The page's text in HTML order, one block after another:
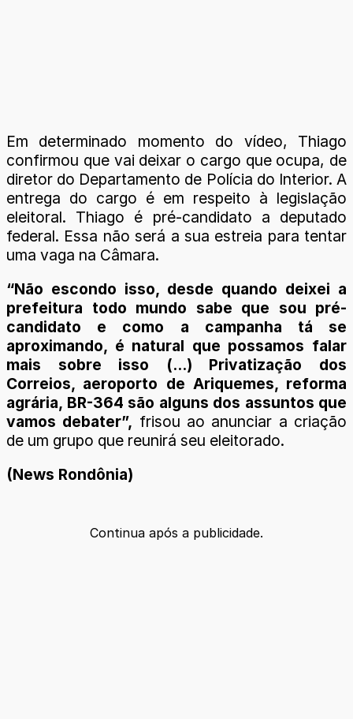
Em determinado momento do vídeo, Thiago
confirmou que vai deixar o cargo que ocupa, de
diretor do Departamento de Polícia do Interior. A
entrega do cargo é em respeito à legislação
eleitoral. Thiago é pré-candidato a deputado
federal. Essa não será a sua estreia para tentar
uma vaga na Câmara.
“Não escondo isso, desde quando deixei a
prefeitura todo mundo sabe que sou pré-
candidato e como a campanha tá se
aproximando, é natural que possamos falar
mais sobre isso (...) Privatização dos
Correios, aeroporto de Ariquemes, reforma
agrária, BR-364 são alguns dos assuntos que
vamos debater”, frisou ao anunciar a criação
de um grupo que reunirá seu eleitorado.
(News Rondônia)
Continua após a publicidade.